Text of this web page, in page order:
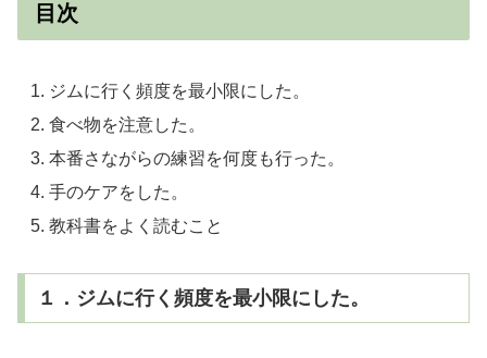
目次
ジムに行く頻度を最小限にした。
食べ物を注意した。
本番さながらの練習を何度も行った。
手のケアをした。
教科書をよく読むこと
１．ジムに行く頻度を最小限にした。